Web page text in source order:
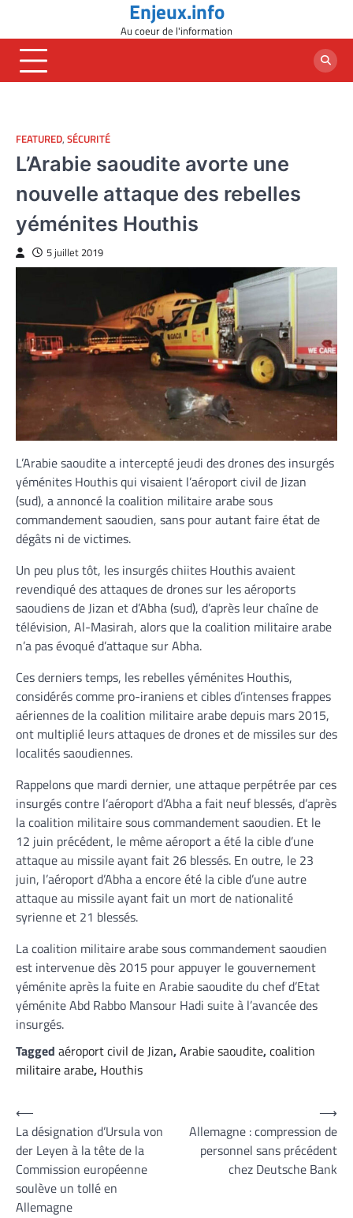
content
Enjeux.info
Au coeur de l'information
FEATURED, SÉCURITÉ
L’Arabie saoudite avorte une
nouvelle attaque des rebelles
yéménites Houthis
5 juillet 2019
L’Arabie saoudite a intercepté jeudi des drones des insurgés
yéménites Houthis qui visaient l’aéroport civil de Jizan
(sud), a annoncé la coalition militaire arabe sous
commandement saoudien, sans pour autant faire état de
dégâts ni de victimes.
Un peu plus tôt, les insurgés chiites Houthis avaient
revendiqué des attaques de drones sur les aéroports
saoudiens de Jizan et d’Abha (sud), d’après leur chaîne de
télévision, Al-Masirah, alors que la coalition militaire arabe
n’a pas évoqué d’attaque sur Abha.
Ces derniers temps, les rebelles yéménites Houthis,
considérés comme pro-iraniens et cibles d’intenses frappes
aériennes de la coalition militaire arabe depuis mars 2015,
ont multiplié leurs attaques de drones et de missiles sur des
localités saoudiennes.
Rappelons que mardi dernier, une attaque perpétrée par ces
insurgés contre l’aéroport d’Abha a fait neuf blessés, d’après
la coalition militaire sous commandement saoudien. Et le
12 juin précédent, le même aéroport a été la cible d’une
attaque au missile ayant fait 26 blessés. En outre, le 23
juin, l’aéroport d’Abha a encore été la cible d’une autre
attaque au missile ayant fait un mort de nationalité
syrienne et 21 blessés.
La coalition militaire arabe sous commandement saoudien
est intervenue dès 2015 pour appuyer le gouvernement
yéménite après la fuite en Arabie saoudite du chef d’Etat
yéménite Abd Rabbo Mansour Hadi suite à l’avancée des
insurgés.
Tagged aéroport civil de Jizan,Arabie saoudite,coalition
militaire arabe, Houthis
Navigation
de
l’article
⟵
La désignation d’Ursula von
der Leyen à la tête de la
Commission européenne
soulève un tollé en
Allemagne
Allemagne : compression de
personnel sans précédent
chez Deutsche Bank
⟶